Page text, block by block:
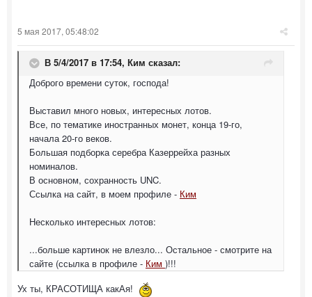
5 мая 2017, 05:48:02
В 5/4/2017 в 17:54, Ким сказал:
Доброго времени суток, господа!
Выставил много новых, интересных лотов.
Все, по тематике иностранных монет, конца 19-го,
начала 20-го веков.
Большая подборка серебра Казеррейха разных
номиналов.
В основном, сохранность UNC.
Ссылка на сайт, в моем профиле - Ким
Несколько интересных лотов:
...больше картинок не влезло... Остальное - смотрите на
сайте (ссылка в профиле - Ким )!!!
Ух ты, КРАСОТИЩА какАя!